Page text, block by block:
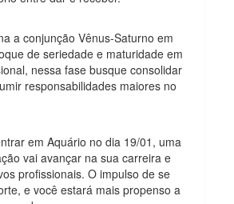
a conjunção Vênus-Saturno em
de seriedade e maturidade em
nessa fase busque consolidar
responsabilidades maiores no
em Aquário no dia 19/01, uma
vai avançar na sua carreira e
profissionais. O impulso de se
e você estará mais propenso a